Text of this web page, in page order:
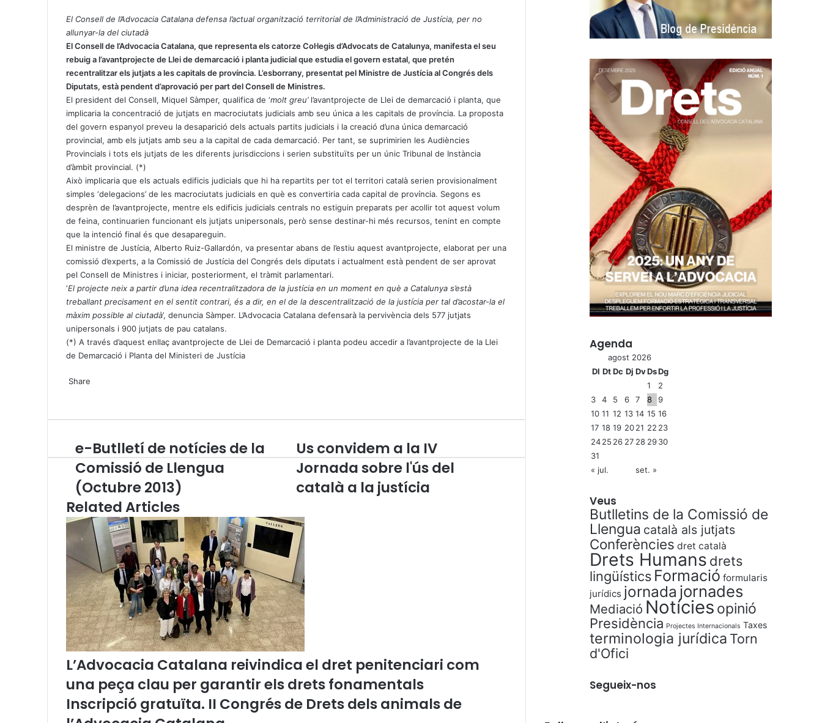
h
a
t
s
A
p
p
e
l
e
g
r
a
m
El Consell de l’Advocacia Catalana defensa l’actual organització territorial de l’Administració de Justícia, per no
allunyar-la del ciutadà
El Consell de l’Advocacia Catalana, que representa els catorze Col·legis d’Advocats de Catalunya, manifesta el seu
rebuig a l’avantprojecte de Llei de demarcació i planta judicial que estudia el govern estatal, que pretén
recentralitzar els jutjats a les capitals de província. L’esborrany, presentat pel Ministre de Justícia al Congrés dels
Diputats, està pendent d’aprovació per part del Consell de Ministres.
El president del Consell, Miquel Sàmper, qualifica de ‘molt greu’l’avantprojecte de Llei de demarcació i planta, que
implicaria la concentració de jutjats en macrociutats judicials amb seu única a les capitals de província. La proposta
del govern espanyol preveu la desaparició dels actuals partits judicials i la creació d’una única demarcació
provincial, amb els jutjats amb seu a la capital de cada demarcació. Per tant, se suprimirien les Audiències
Provincials i tots els jutjats de les diferents jurisdiccions i serien substituïts per un únic Tribunal de Instància
d’àmbit provincial. (*)
Això implicaria que els actuals edificis judicials que hi ha repartits per tot el territori català serien provisionalment
simples ‘delegacions’ de les macrociutats judicials en què es convertiria cada capital de província. Segons es
desprèn de l’avantprojecte, mentre els edificis judicials centrals no estiguin preparats per acollir tot aquest volum
de feina, continuarien funcionant els jutjats unipersonals, però sense destinar-hi més recursos, tenint en compte
que la intenció final és que desapareguin.
El ministre de Justícia, Alberto Ruiz-Gallardón, va presentar abans de l’estiu aquest avantprojecte, elaborat per una
comissió d’experts, a la Comissió de Justícia del Congrés dels diputats i actualment està pendent de ser aprovat
pel Consell de Ministres i iniciar, posteriorment, el tràmit parlamentari.
‘El projecte neix a partir d’una idea recentralitzadora de la justícia en un moment en què a Catalunya s’està
treballant precisament en el sentit contrari, és a dir, en el de la descentralització de la justícia per tal d’acostar-la el
màxim possible al ciutadà’, denuncia Sàmper. L’Advocacia Catalana defensarà la pervivència dels 577 jutjats
unipersonals i 900 jutjats de pau catalans.
(*) A través d’aquest enllaç avantprojecte de Llei de Demarcació i planta podeu accedir a l’avantprojecte de la Llei
de Demarcació i Planta del Ministeri de Justícia
h
s
p
e
g
m
Share
a
A
l
g
r
a
m
a
e
v
i
a
E
m
a
i
t
e
-
B
u
t
l
l
í
n
o
t
í
c
i
s
d
e-Butlletí de notícies de la
Comissió de Llengua
(Octubre 2013)
U
s
c
o
i
d
e
m
l
a
I
V
J
o
r
a
d
Us convidem a la IV
Jornada sobre l'ús del
català a la justícia
Related Articles
L’Advocacia Catalana reivindica el dret penitenciari com
una peça clau per garantir els drets fonamentals
Inscripció gratuïta. II Congrés de Drets dels animals de
Agenda
agost 2026
Dl Dt Dc Dj DvDsDg
1
2
3
4 5 6 7 8
9
10 11 12 13 14 15 16
17 18 19 2021 22 23
2425 26 27 28 2930
31
« jul.
set. »
Veus
Butlletins de la Comissió de
Llengua català als jutjats
Conferències dret català
Drets Humans drets
lingüístics Formació formularis
jurídics jornada jornades
Mediació Notícies opinió
Presidència Projectes Internacionals Taxes
terminologia jurídica Torn
d'Ofici
Segueix-nos